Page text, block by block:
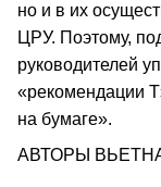
но и в их
ЦРУ. Поэтому,
руководителей
«рекомендации
на бумаге».
АВТОРЫ